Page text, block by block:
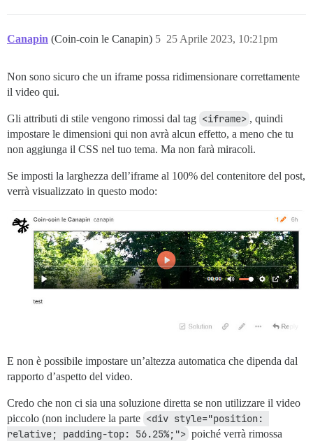
Canapin (Coin-coin le Canapin) 25 Aprile 2023, 10:21pm
5
Non sono sicuro che un iframe possa ridimensionare correttamente
il video qui.
Gli attributi di stile vengono rimossi dal tag <iframe> , quindi
impostare le dimensioni qui non avrà alcun effetto, a meno che tu
non aggiunga il CSS nel tuo tema. Ma non farà miracoli.
Se imposti la larghezza dell’iframe al 100% del contenitore del post,
verrà visualizzato in questo modo:
E non è possibile impostare un’altezza automatica che dipenda dal
rapporto d’aspetto del video.
Credo che non ci sia una soluzione diretta se non utilizzare il video
piccolo (non includere la parte <div style="position:
relative; padding-top: 56.25%;"> poiché verrà rimossa